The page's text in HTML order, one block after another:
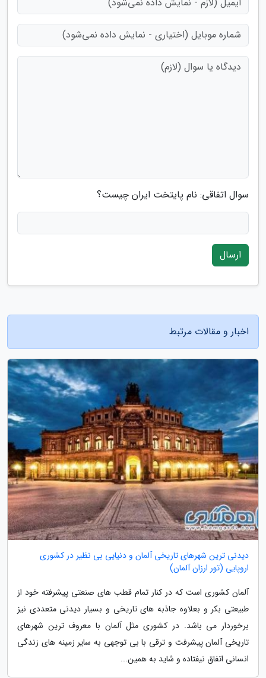
سوال اتفاقی: نام پایتخت ایران چیست؟
ارسال
اخبار و مقالات مرتبط
دیدنی ترین شهرهای تاریخی آلمان و دنیایی بی نظیر در کشوری
اروپایی (تور ارزان آلمان)
آلمان کشوری است که در کنار تمام قطب های صنعتی پیشرفته خود از
طبیعتی بکر و بعلاوه جاذبه های تاریخی و بسیار دیدنی متعددی نیز
برخوردار می باشد. در کشوری مثل آلمان با معروف ترین شهرهای
تاریخی آلمان پیشرفت و ترقی با بی توجهی به سایر زمینه های زندگی
انسانی اتفاق نیفتاده و شاید به همین...